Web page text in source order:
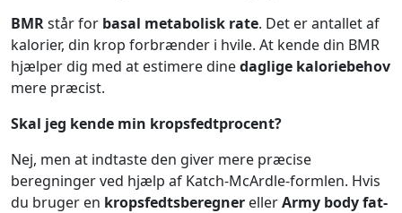
BMRstår for basal metabolisk rate. Det er antallet af
kalorier, din krop forbrænder i hvile. At kende din BMR
hjælper dig med at estimere dinedaglige kaloriebehov
mere præcist.
Skal jeg kende min kropsfedtprocent?
Nej, men at indtaste den giver mere præcise
beregninger ved hjælp af Katch-McArdle-formlen. Hvis
du bruger en kropsfedtsberegner ellerArmy body fat-